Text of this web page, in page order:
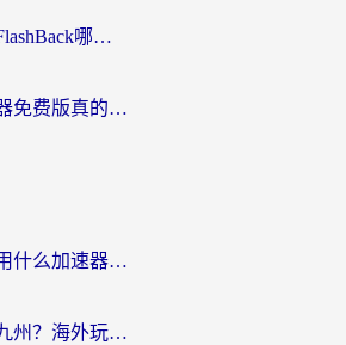
海外党纠结迅游和FlashBack哪个好？2026实用指南教你选对回国加速器
海外党必看：加速器免费版真的能解决回国访问难题吗？附实用选择指南
在美国玩流放之路用什么加速器？海外党国服游戏不卡顿的终极攻略
匈牙利怎么玩逐鹿九州？海外玩家国服游戏加速器终极指南（附永劫无间荣耀新三国解决方案）